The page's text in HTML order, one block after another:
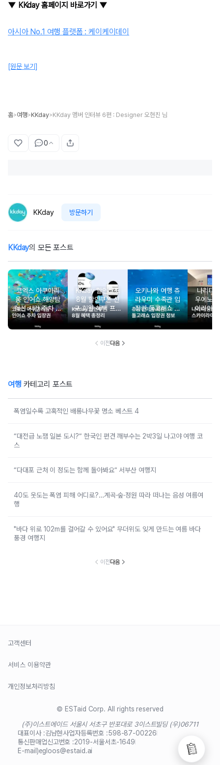
▼ KKday 홈페이지 바로가기 ▼
아시아 No.1 여행 플랫폼 : 케이케이데이
[원문 보기]
홈>여행>KKday>KKday 멤버 인터뷰 6편 : Designer 오현진 님
0
KKday 방문하기
KKday의 모든 포스트
코엑스 아쿠아리
움 인어쇼 해양탐
험선 시간 주차 입
장권 할인
KKday 할인코드
8월 할인쿠폰 신
규 회원 혜택 프로
모션 할인 모음
오키나와 여행 츄
라우미 수족관 입
장권 돌고래쇼 예
약
나리타
우에노
이라이
약 시간
이전다음
여행 카테고리 포스트
폭염일수록 고혹적인 배롱나무꽃 명소 베스트 4
“대전급 노잼 일본 도시?” 한국인 편견 깨부수는 2박3일 나고야 여행 코
스
“다대포 근처 이 정도는 함께 돌아봐요” 서부산 여행지
40도 웃도는 폭염 피해 어디로?…계곡·숲·정원 따라 떠나는 음성 여름여
행
"바다 위로 102m를 걸어갈 수 있어요" 무더위도 잊게 만드는 여름 바다
풍경 여행지
이전다음
고객센터
서비스 이용약관
개인정보처리방침
© ESTaid Corp. All rights reserved
(주)이스트에이드 서울시 서초구 반포대로 3이스트빌딩 (우)06711
대표이사 :김남현사업자등록번호 :598-87-00226
통신판매업신고번호 :2019-서울서초-1649
E-mail)egloos@estaid.ai